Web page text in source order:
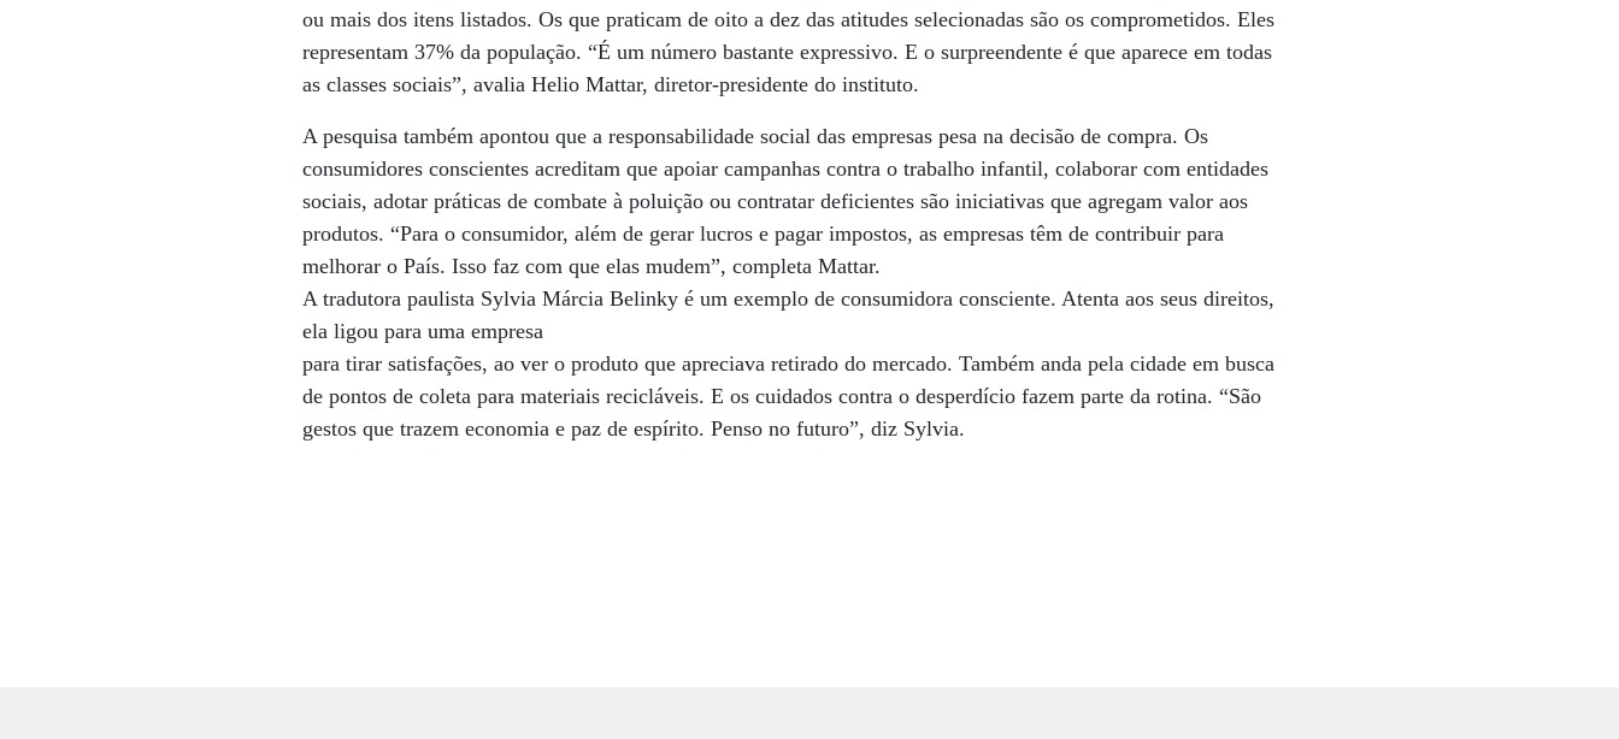
ou mais dos itens listados. Os que praticam de oito a dez das atitudes selecionadas são os comprometidos. Eles
representam 37% da população. “É um número bastante expressivo. E o surpreendente é que aparece em todas
as classes sociais”, avalia Helio Mattar, diretor-presidente do instituto.
A pesquisa também apontou que a responsabilidade social das empresas pesa na decisão de compra. Os
consumidores conscientes acreditam que apoiar campanhas contra o trabalho infantil, colaborar com entidades
sociais, adotar práticas de combate à poluição ou contratar deficientes são iniciativas que agregam valor aos
produtos. “Para o consumidor, além de gerar lucros e pagar impostos, as empresas têm de contribuir para
melhorar o País. Isso faz com que elas mudem”, completa Mattar.
A tradutora paulista Sylvia Márcia Belinky é um exemplo de consumidora consciente. Atenta aos seus direitos,
ela ligou para uma empresa
para tirar satisfações, ao ver o produto que apreciava retirado do mercado. Também anda pela cidade em busca
de pontos de coleta para materiais recicláveis. E os cuidados contra o desperdício fazem parte da rotina. “São
gestos que trazem economia e paz de espírito. Penso no futuro”, diz Sylvia.